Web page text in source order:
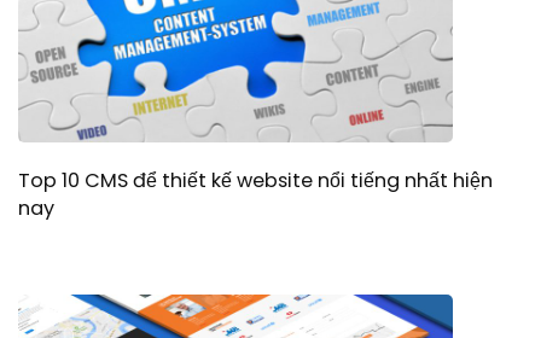
Top 10 CMS để thiết kế website nổi tiếng nhất hiện
nay